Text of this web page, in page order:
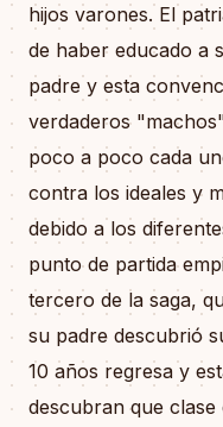
hijos varones. El
de haber educado a
padre y esta
verdaderos
poco a poco cada
contra los ideales y
debido a los
punto de partida
tercero de la saga,
su padre descubrió
10 años regresa y
descubran que clase